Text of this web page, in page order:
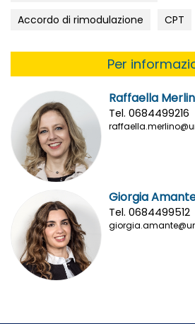
Accordo di rimodulazione
CPT
Per
Raffaella
Tel. 0684499216
Giorgia
Tel. 0684499512